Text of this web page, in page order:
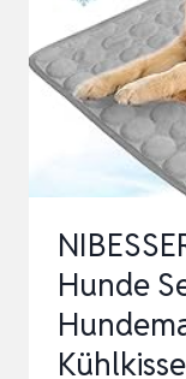
Hunde